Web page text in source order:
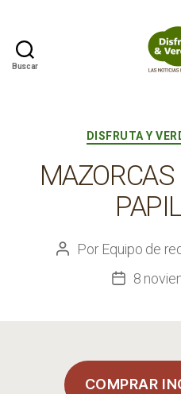
Buscar
DISFRUTA Y
Autor
Por Equipo de
Fecha
8
COMPRAR